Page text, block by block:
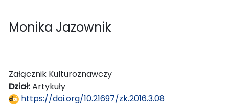
Monika Jazownik
Załącznik Kulturoznawczy
Dział:Artykuły
https://doi.org/10.21697/zk.2016.3.08